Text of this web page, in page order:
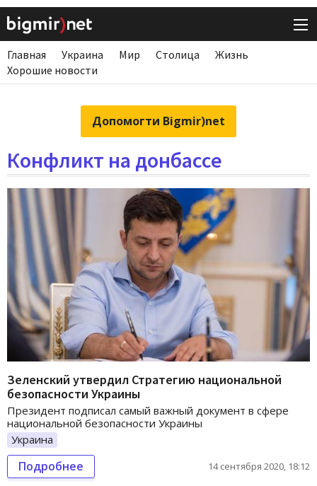
Главная Украина Мир Столица
Жизнь
Хорошие новости
Допомогти Bigmir)net
Конфликт на донбассе
Зеленский утвердил Стратегию национальной
безопасности Украины
Президент подписал самый важный документ в сфере
национальной безопасности Украины
Украина
Подробнее 14 сентября 2020, 18:12